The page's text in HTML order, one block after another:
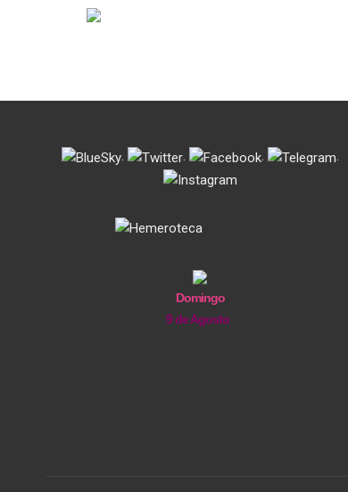
. . . .
Domingo
9 de Agosto